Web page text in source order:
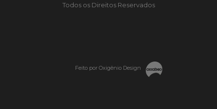
Todos os Direitos Reservados
Feito por Oxigênio Design